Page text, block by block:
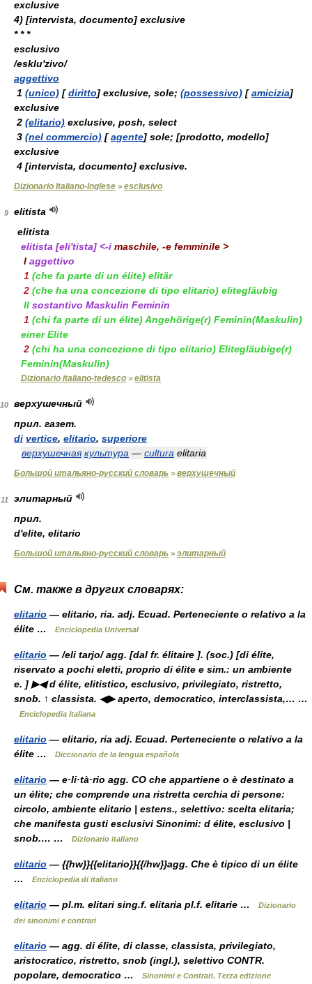
exclusive
4) [intervista, documento] exclusive
* * *
esclusivo
/esklu'zivo/
aggettivo
1 (unico) [ diritto] exclusive, sole; (possessivo) [ amicizia]
exclusive
2 (elitario) exclusive, posh, select
3 (nel commercio) [ agente] sole; [prodotto, modello]
exclusive
4 [intervista, documento] exclusive.
Dizionario Italiano-Inglese >esclusivo
9
elitista
elitista
elitista [eli'tista] <-i maschile, -e femminile >
I aggettivo
1 (che fa parte di un élite) elitär
2 (che ha una concezione di tipo elitario) elitegläubig
II sostantivo Maskulin Feminin
1 (chi fa parte di un élite)Angehörige(r) Feminin(Maskulin)
einer Elite
2 (chi ha una concezione di tipo elitario) Elitegläubige(r)
Feminin(Maskulin)
Dizionario italiano-tedesco >elitista
10
верхушечный
прил. газет.
di vertice, elitario, superiore
верхушечная культура — cultura elitaria
Большой итальяно-русский словарь >верхушечный
11
элитарный
прил.
d'elite, elitario
Большой итальяно-русский словарь >элитарный
См. также в других словарях:
elitario — elitario, ria. adj. Ecuad. Perteneciente o relativo a la
élite …
Enciclopedia Universal
elitario — /eli tarjo/ agg. [dal fr. élitaire ]. (soc.) [di élite,
riservato a pochi eletti, proprio di élite e sim.: un ambiente
e. ] ▶◀ d élite, elitistico, esclusivo, privilegiato, ristretto,
snob. ↑ classista. ◀▶ aperto, democratico, interclassista,… …
Enciclopedia Italiana
elitario — elitario, ria adj. Ecuad. Perteneciente o relativo a la
élite …
Diccionario de la lengua española
elitario — e·li·tà·rio agg. CO che appartiene o è destinato a
un élite; che comprende una ristretta cerchia di persone:
circolo, ambiente elitario | estens., selettivo: scelta elitaria;
che manifesta gusti esclusivi Sinonimi: d élite, esclusivo |
snob.… …
Dizionario italiano
elitario — {{hw}}{{elitario}}{{/hw}}agg. Che è tipico di un élite
…
Enciclopedia di italiano
elitario — pl.m. elitari sing.f. elitaria pl.f. elitarie …
Dizionario
dei sinonimi e contrari
elitario — agg. di élite, di classe, classista, privilegiato,
aristocratico, ristretto, snob (ingl.), selettivo CONTR.
popolare, democratico …
Sinonimi e Contrari. Terza edizione